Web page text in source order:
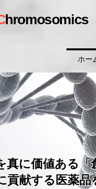
hromosomics
ホー
真に価値ある「
貢献する医薬品